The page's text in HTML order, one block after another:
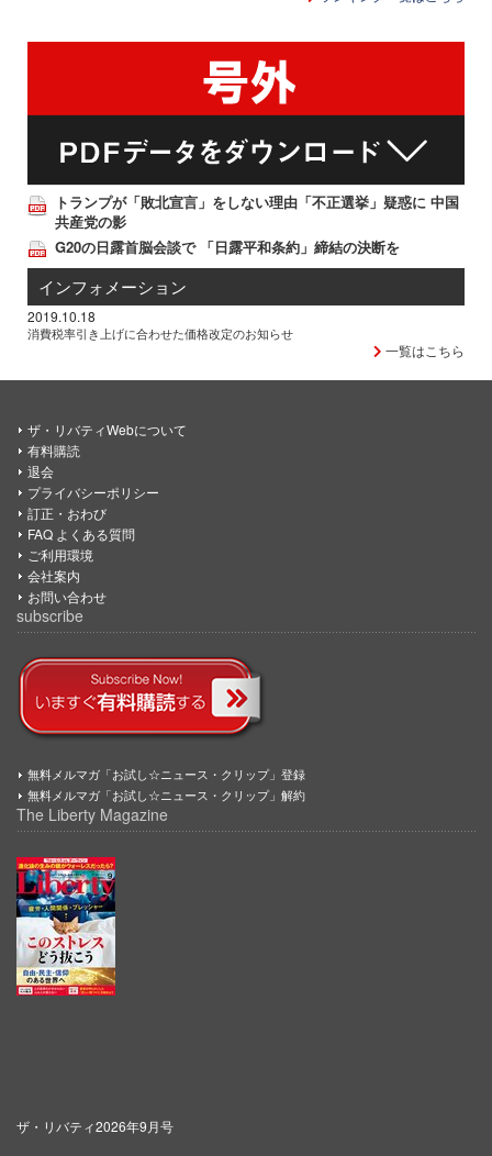
トランプが「敗北宣言」をしない理由「不正選挙」疑惑に 中国
共産党の影
G20の日露首脳会談で 「日露平和条約」締結の決断を
インフォメーション
2019.10.18
消費税率引き上げに合わせた価格改定のお知らせ
一覧はこちら
ザ・リバティWebについて
有料購読
退会
プライバシーポリシー
訂正・おわび
FAQ よくある質問
ご利用環境
会社案内
お問い合わせ
subscribe
無料メルマガ「お試し☆ニュース・クリップ」登録
無料メルマガ「お試し☆ニュース・クリップ」解約
The Liberty Magazine
ザ・リバティ2026年9月号